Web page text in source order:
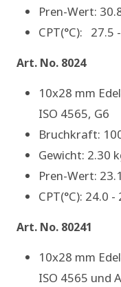
Pren-Wert:
CPT(°C): 27.5
Art. No. 8024
10x28 mm
ISO 4565, G6
Bruchkraft:
Gewicht: 2.30
Pren-Wert:
CPT(°C): 24.0 -
Art. No. 80241
10x28 mm
ISO 4565 und